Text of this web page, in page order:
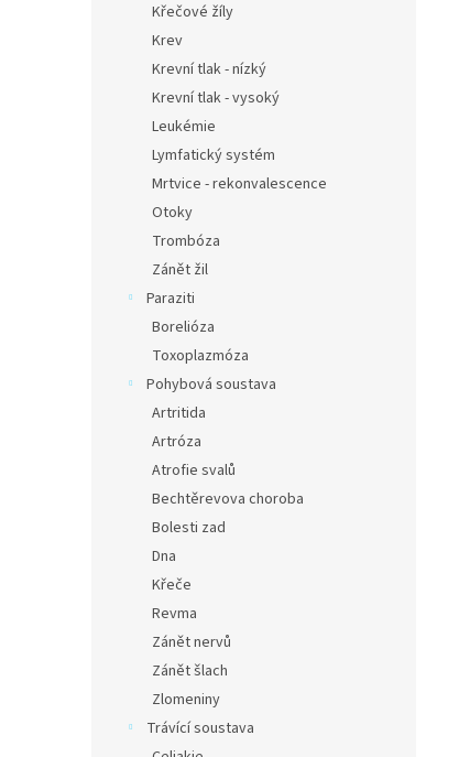
Křečové žíly
Krev
Krevní tlak - nízký
Krevní tlak - vysoký
Leukémie
Lymfatický systém
Mrtvice - rekonvalescence
Otoky
Trombóza
Zánět žil
Paraziti
Borelióza
Toxoplazmóza
Pohybová soustava
Artritida
Artróza
Atrofie svalů
Bechtěrevova choroba
Bolesti zad
Dna
Křeče
Revma
Zánět nervů
Zánět šlach
Zlomeniny
Trávící soustava